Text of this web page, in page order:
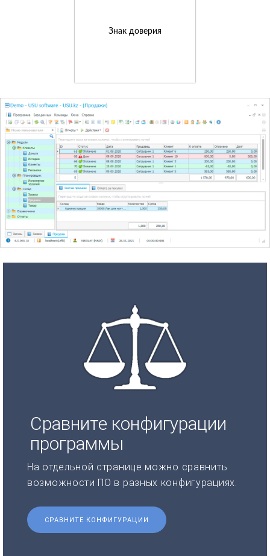
Знак доверия
Сравните конфигурации
программы
На отдельной странице можно сравнить
возможности ПО в разных конфигурациях.
СРАВНИТЕ КОНФИГУРАЦИИ